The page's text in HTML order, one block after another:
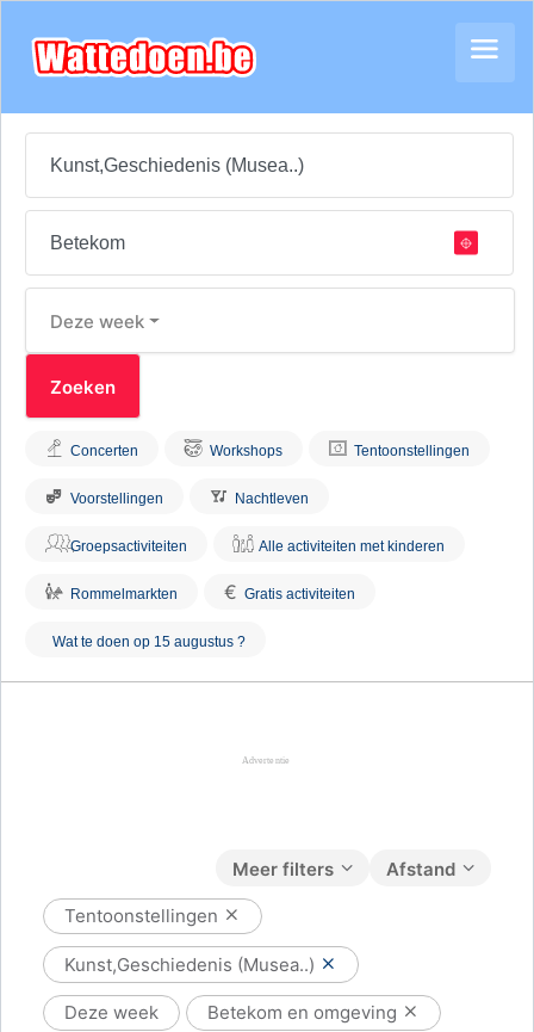
Deze week
Concerten Workshops Tentoonstellingen
Voorstellingen Nachtleven
Groepsactiviteiten Alle activiteiten met kinderen
Rommelmarkten € Gratis activiteiten
Wat te doen op 15 augustus ?
Afstand
Meer filters
Tentoonstellingen
Kunst,Geschiedenis (Musea..)
Deze week Betekom en omgeving